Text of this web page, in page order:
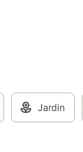
Jardin